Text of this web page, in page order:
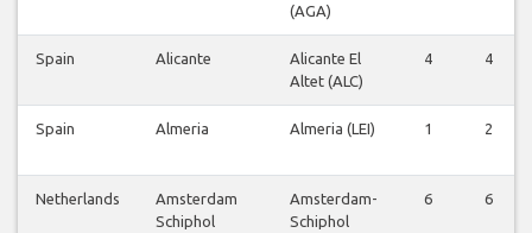
(AGA)
Spain Alicante
Alicante El
Altet (ALC)
4 4
Spain Almeria Almeria (LEI) 1 2
Netherlands
Amsterdam
Schiphol
Amsterdam-
Schiphol
6 6